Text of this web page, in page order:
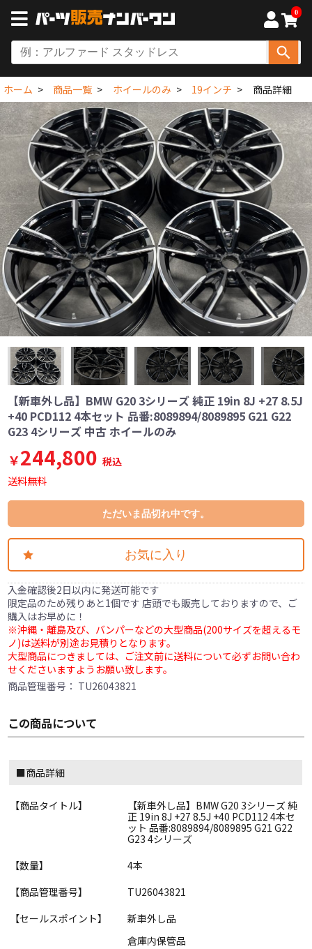
0
ホーム 商品一覧 ホイールのみ 19インチ 商品詳細
【新車外し品】BMW G20 3シリーズ 純正 19in 8J +27 8.5J
+40 PCD112 4本セット 品番:8089894/8089895 G21 G22
G23 4シリーズ 中古 ホイールのみ
￥244,800 税込
送料無料
ただいま品切れ中です。
お気に入り
入金確認後2日以内に発送可能です
限定品のため残りあと1個です 店頭でも販売しておりますので、ご
購入はお早めに！
※沖縄・離島及び、バンパーなどの大型商品(200サイズを超えるモ
ノ)は送料が別途お見積りとなります。
大型商品につきましては、ご注文前に送料について必ずお問い合わ
せくださいますようお願い致します。
商品管理番号： TU26043821
この商品について
■商品詳細
【商品タイトル】
【新車外し品】BMW G20 3シリーズ 純
正 19in 8J +27 8.5J +40 PCD112 4本セ
ット 品番:8089894/8089895 G21 G22
G23 4シリーズ
【数量】
4本
【商品管理番号】
TU26043821
【セールスポイント】
新車外し品
倉庫内保管品